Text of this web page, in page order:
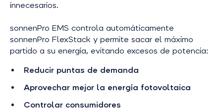
innecesarios.
sonnenPro EMS controla automáticamente
sonnenPro FlexStack y permite sacar el máximo
partido a su energía, evitando excesos de potencia:
Reducir puntas de demanda
Aprovechar mejor la energía fotovoltaica
Controlar consumidores